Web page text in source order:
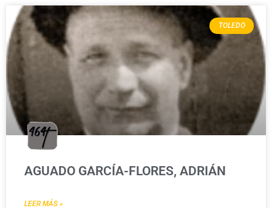
TOLEDO
AGUADO GARCÍA-FLORES, ADRIÁN
LEER MÁS »